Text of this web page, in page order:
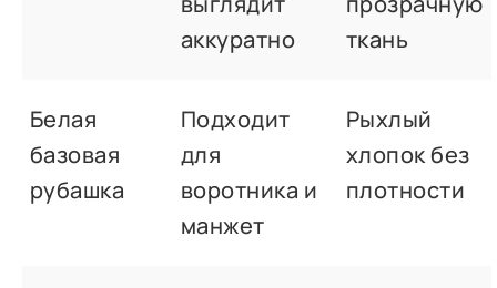
аккуратно
ткань
Белая
базовая
рубашка
Подходит
для
воротника и
манжет
Рыхлый
хлопок без
плотности